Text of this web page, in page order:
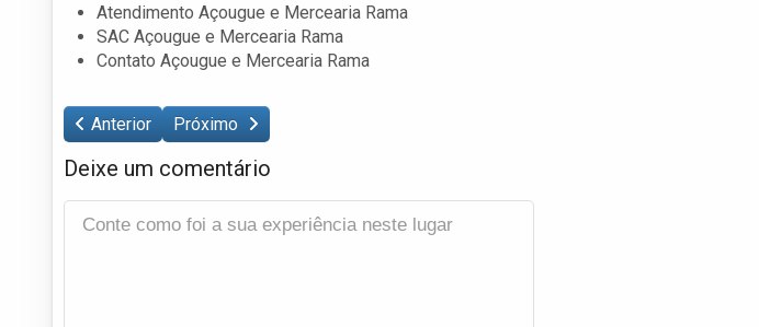
Atendimento Açougue e Mercearia Rama
SAC Açougue e Mercearia Rama
Contato Açougue e Mercearia Rama
Anterior Próximo
Deixe um comentário